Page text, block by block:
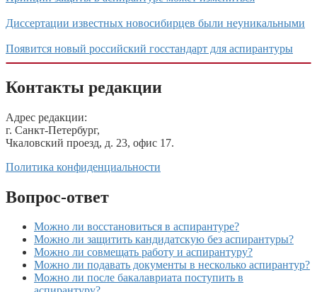
Диссертации известных новосибирцев были неуникальными
Появится новый российский госстандарт для аспирантуры
Контакты редакции
Адрес редакции:
г. Санкт-Петербург,
Чкаловский проезд, д. 23, офис 17.
Политика конфиденциальности
Вопрос-ответ
Можно ли восстановиться в аспирантуре?
Можно ли защитить кандидатскую без аспирантуры?
Можно ли совмещать работу и аспирантуру?
Можно ли подавать документы в несколько аспирантур?
Можно ли после бакалавриата поступить в